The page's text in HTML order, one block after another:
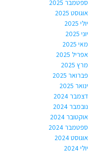
ספטמבר 2025
אוגוסט 2025
יולי 2025
יוני 2025
מאי 2025
אפריל 2025
מרץ 2025
פברואר 2025
ינואר 2025
דצמבר 2024
נובמבר 2024
אוקטובר 2024
ספטמבר 2024
אוגוסט 2024
יולי 2024